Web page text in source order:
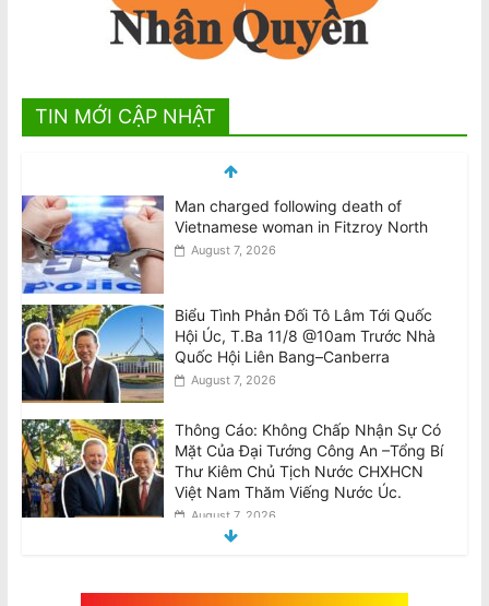
TIN MỚI CẬP NHẬT
Man charged following death of
Vietnamese woman in Fitzroy North
August 7, 2026
Biểu Tình Phản Đối Tô Lâm Tới Quốc
Hội Úc, T.Ba 11/8 @10am Trước Nhà
Quốc Hội Liên Bang–Canberra
August 7, 2026
Thông Cáo: Không Chấp Nhận Sự Có
Mặt Của Đại Tướng Công An –Tổng Bí
Thư Kiêm Chủ Tịch Nước CHXHCN
Việt Nam Thăm Viếng Nước Úc.
August 7, 2026